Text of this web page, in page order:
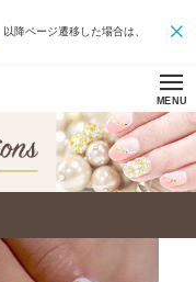
降ページ遷移した場合は、
MENU